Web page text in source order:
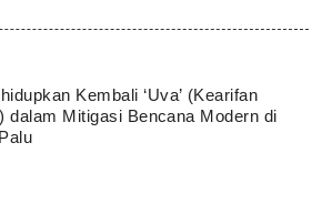
Kembali ‘Uva’ (Kearifan
dalam Mitigasi Bencana Modern di